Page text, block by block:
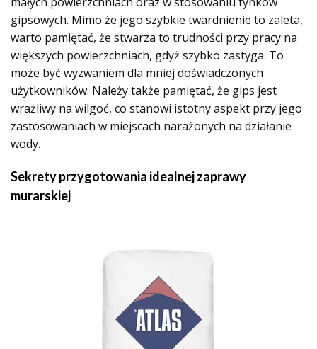
gipsowych. Mimo że jego szybkie twardnienie to zaleta,
warto pamiętać, że stwarza to trudności przy pracy na
większych powierzchniach, gdyż szybko zastyga. To
może być wyzwaniem dla mniej doświadczonych
użytkowników. Należy także pamiętać, że gips jest
wrażliwy na wilgoć, co stanowi istotny aspekt przy jego
zastosowaniach w miejscach narażonych na działanie
wody.
Sekrety przygotowania idealnej zaprawy
murarskiej